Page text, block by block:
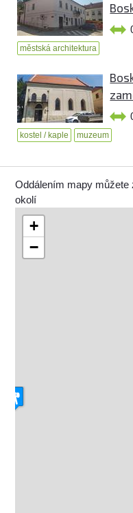
městská architektura
kostel / kaple muzeum
Oddálením mapy
okolí
+
−